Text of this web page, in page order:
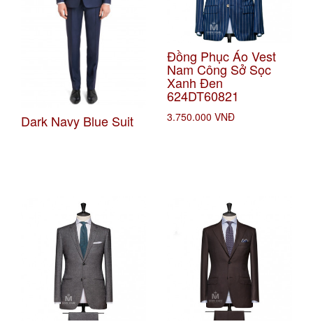
Dark Navy Blue Suit
Đồng Phục Áo Vest
Nam Công Sở Sọc
Xanh Đen
624DT60821
3.750.000 VNĐ